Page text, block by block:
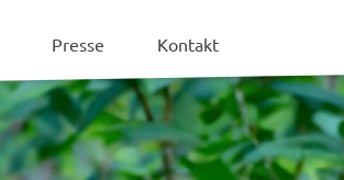
Presse Kontakt